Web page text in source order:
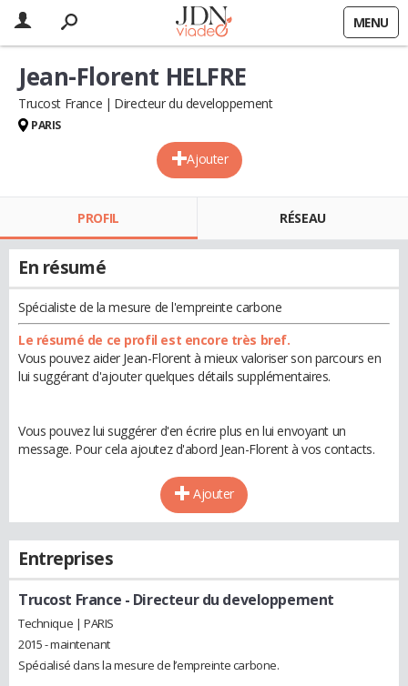
MENU
Ajouter
Jean-Florent HELFRE
Trucost France Directeur du developpement
PARIS
PROFIL RÉSEAU
En résumé
Spécialiste de la mesure de l'empreinte carbone
Le résumé de ce profil est encore très bref.
Vous pouvez aider Jean-Florent à mieux valoriser son parcours en
lui suggérant d'ajouter quelques détails supplémentaires.
Vous pouvez lui suggérer d'en écrire plus en lui envoyant un
message. Pour cela ajoutez d'abord Jean-Florent à vos contacts.
Ajouter
Entreprises
Trucost France - Directeur du developpement
Technique | PARIS
2015 - maintenant
Spécialisé dans la mesure de l’empreinte carbone.